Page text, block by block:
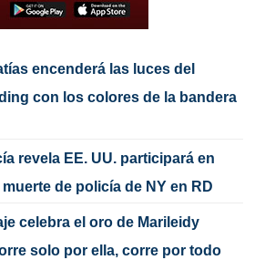
encenderá las luces del
con los colores de la bandera
revela EE. UU. participará en
de policía de NY en RD
celebra el oro de Marileidy
solo por ella, corre por todo